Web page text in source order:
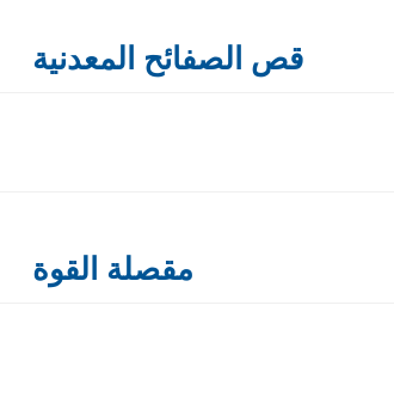
قص الصفائح المعدنية
مقصلة القوة